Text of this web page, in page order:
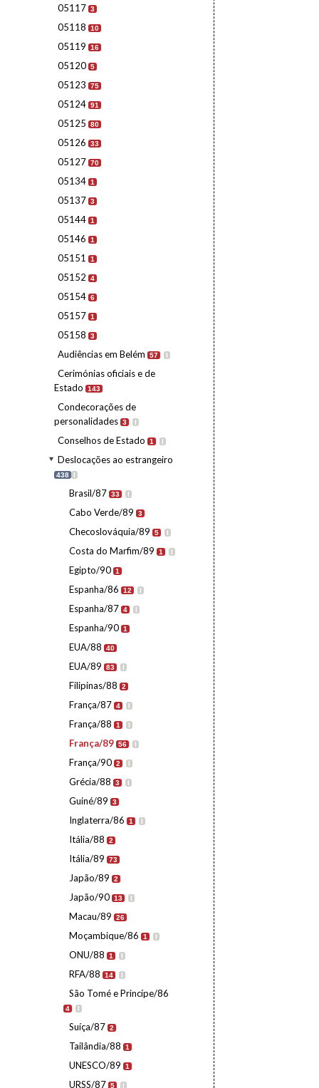
05117 3
05118 10
05119 16
05120 5
05123 75
05124 91
05125 80
05126 33
05127 70
05134 1
05137 3
05144 1
05146 1
05151 1
05152 4
05154 6
05157 1
05158 3
Audiências em Belém 57 I
Cerimónias oficiais e de
Estado
143
Condecorações de
personalidades 3 I
Conselhos de Estado 1 I
Deslocações ao estrangeiro
438 I
Brasil/87 33 I
Cabo Verde/89 3
Checoslováquia/89 5 I
Costa do Marfim/89 1 I
Egipto/90 1
Espanha/86 12 I
Espanha/87 4 I
Espanha/90 1
EUA/88 40
EUA/89 83 I
Filipinas/88 2
França/87 4 I
França/88 1 I
França/89 56 I
França/90 2 I
Grécia/88 3 I
Guiné/89 3
Inglaterra/86 1 I
Itália/88 2
Itália/89 73
Japão/89 2
Japão/90 13 I
Macau/89 26
Moçambique/86 1 I
ONU/88 1 I
RFA/88 14 I
São Tomé e Princípe/86
4 I
Suíça/87 2
Tailândia/88 1
UNESCO/89 1
URSS/87 5 I